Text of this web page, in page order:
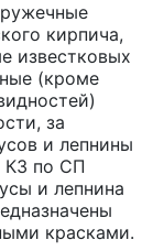
кирпича,
известковых
(кроме
за
и лепнины
К3 по СП
и лепнина
красками.